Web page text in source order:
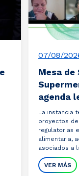
07/08/
Mesa de
agenda
La instancia
proyectos
regulatorias
alimentaria,
asociados a
VER MÁS